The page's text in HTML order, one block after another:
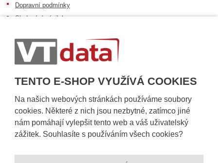
TENTO E-SHOP VYUŽÍVÁ COOKIES
Na našich webových stránkách používáme soubory
cookies. Některé z nich jsou nezbytné, zatímco jiné
nám pomáhají vylepšit tento web a váš uživatelský
zážitek. Souhlasíte s používáním všech cookies?
Dopravní podmínky
Sledování zásilek
Informace k dostupnosti zboží
Obecné informace